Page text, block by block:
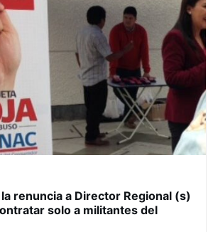
la renuncia a Director Regional (s)
solo a militantes del